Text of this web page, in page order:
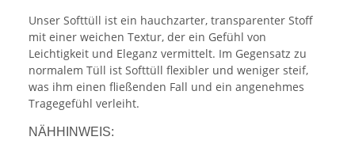
Unser Softtüll ist ein hauchzarter, transparenter Stoff
mit einer weichen Textur, der ein Gefühl von
Leichtigkeit und Eleganz vermittelt. Im Gegensatz zu
normalem Tüll ist Softtüll flexibler und weniger steif,
was ihm einen fließenden Fall und ein angenehmes
Tragegefühl verleiht.
NÄHHINWEIS: